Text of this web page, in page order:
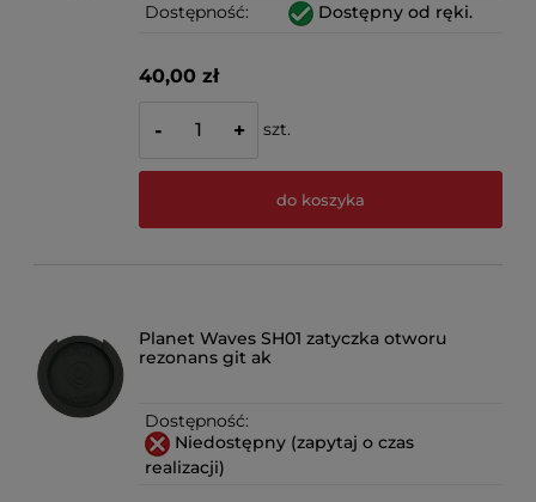
Dostępność: Dostępny od ręki.
40,00 zł
- + szt.
do koszyka
Planet Waves SH01 zatyczka otworu
rezonans git ak
Dostępność:
Niedostępny (zapytaj o czas
realizacji)